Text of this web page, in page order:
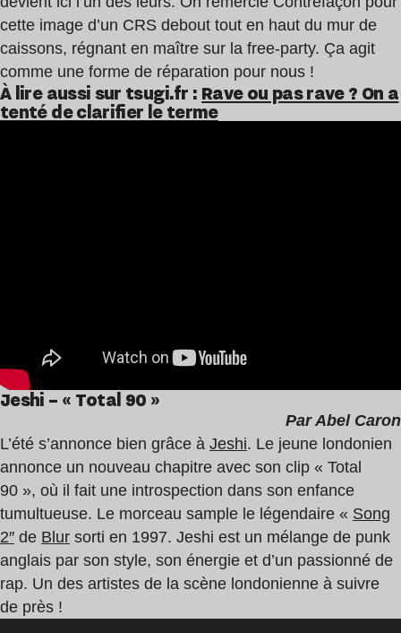
cette image d’un CRS debout tout en haut du mur de
caissons, régnant en maître sur la free-party. Ça agit
comme une forme de réparation pour nous !
À lire aussi sur tsugi.fr : Rave ou pas rave ? On a
tenté de clarifier le terme
Jeshi – « Total 90 »
Par Abel Caron
L’été s’annonce bien grâce à Jeshi. Le jeune londonien
annonce un nouveau chapitre avec son clip « Total
90 », où il fait une introspection dans son enfance
tumultueuse. Le morceau sample le légendaire « Song
2″ de Blur sorti en 1997. Jeshi est un mélange de punk
anglais par son style, son énergie et d’un passionné de
rap. Un des artistes de la scène londonienne à suivre
de près !